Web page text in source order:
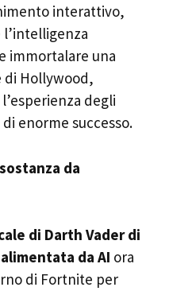
interattivo,
immortalare una
di Hollywood,
degli
enorme successo.
da
di Darth Vader di
da AI ora
di Fortnite per